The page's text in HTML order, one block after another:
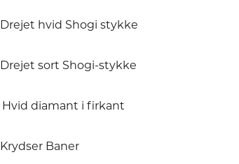
Drejet hvid Shogi stykke
Drejet sort Shogi-stykke
Hvid diamant i firkant
Krydser Baner